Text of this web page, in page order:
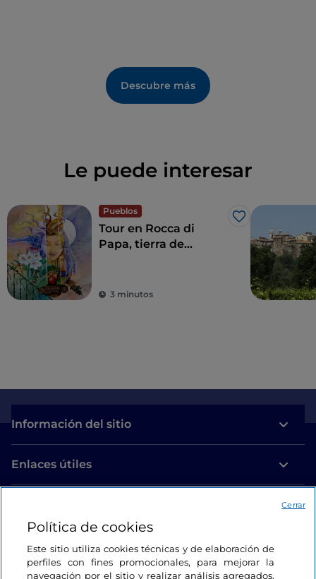
Descubre más
Le puede interesar
Pueblos
Me gusta
Tour en Rocca di
Papa, tierra de
3 minutos
Información del sitio
Enlaces útiles
Estamos en contacto
Política de cookies
Este sitio utiliza cookies técnicas y de elaboración de
perfiles con fines promocionales, para mejorar la
navegación por el sitio y realizar análisis agregados.
Cerrar